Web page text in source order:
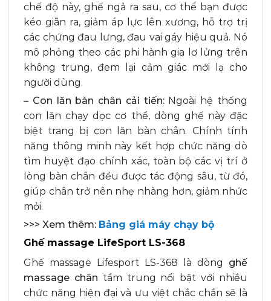
chế độ này, ghế ngả ra sau, cơ thể bạn được
kéo giãn ra, giảm áp lực lên xương, hỗ trợ trị
các chứng đau lưng, đau vai gáy hiệu quả. Nó
mô phỏng theo các phi hành gia lơ lửng trên
không trung, đem lại cảm giác mới lạ cho
người dùng.
– Con lăn bàn chân cải tiến:Ngoài hệ thống
con lăn chạy dọc cơ thể, dòng ghế này đặc
biệt trang bị con lăn bàn chân. Chính tính
năng thông minh này kết hợp chức năng dò
tìm huyệt đạo chính xác, toàn bộ các vị trí ở
lòng bàn chân đều được tác động sâu, từ đó,
giúp chân trở nên nhẹ nhàng hơn, giảm nhức
mỏi.
>>> Xem thêm: Bảng giá máy chạy bộ
Ghế massage LifeSport LS-368
Ghế massage Lifesport LS-368 là dòng ghế
massage chân tầm trung nổi bật với nhiều
chức năng hiện đại và ưu việt chắc chắn sẽ là